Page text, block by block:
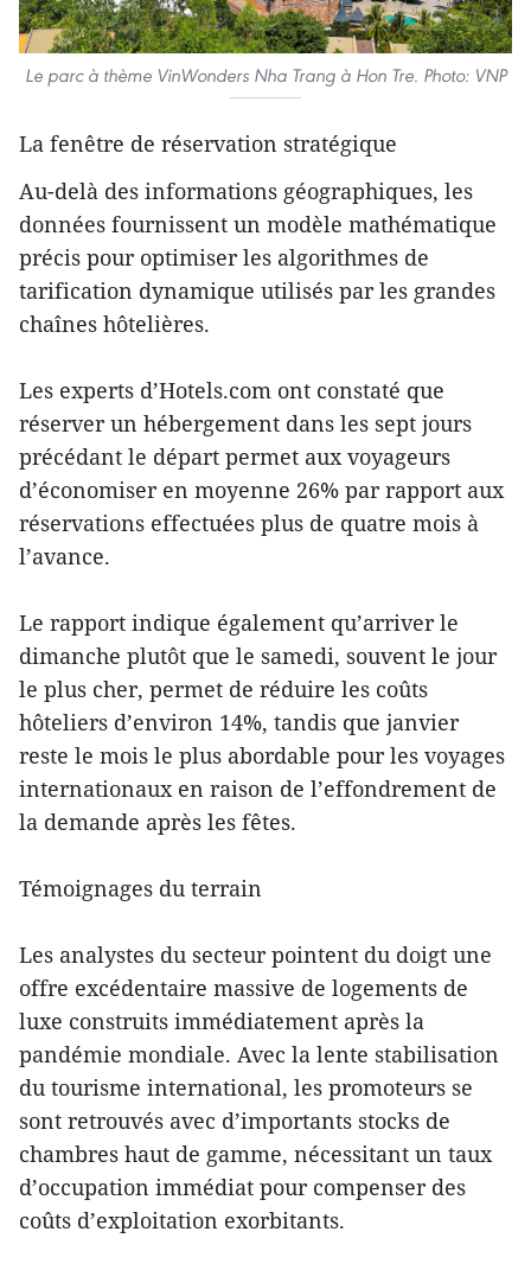
Le parc à thème VinWonders Nha Trang à Hon Tre. Photo: VNP
La fenêtre de réservation stratégique
Au-delà des informations géographiques, les
données fournissent un modèle mathématique
précis pour optimiser les algorithmes de
tarification dynamique utilisés par les grandes
chaînes hôtelières.
Les experts d’Hotels.com ont constaté que
réserver un hébergement dans les sept jours
précédant le départ permet aux voyageurs
d’économiser en moyenne 26% par rapport aux
réservations effectuées plus de quatre mois à
l’avance.
Le rapport indique également qu’arriver le
dimanche plutôt que le samedi, souvent le jour
le plus cher, permet de réduire les coûts
hôteliers d’environ 14%, tandis que janvier
reste le mois le plus abordable pour les voyages
internationaux en raison de l’effondrement de
la demande après les fêtes.
Témoignages du terrain
Les analystes du secteur pointent du doigt une
offre excédentaire massive de logements de
luxe construits immédiatement après la
pandémie mondiale. Avec la lente stabilisation
du tourisme international, les promoteurs se
sont retrouvés avec d’importants stocks de
chambres haut de gamme, nécessitant un taux
d’occupation immédiat pour compenser des
coûts d’exploitation exorbitants.